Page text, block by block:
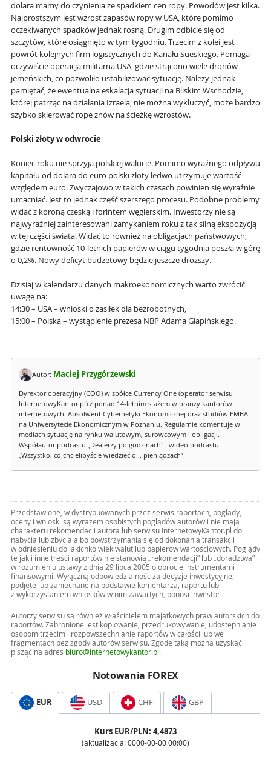
dolara mamy do czynienia ze spadkiem cen ropy. Powodów jest kilka.
Najprostszym jest wzrost zapasów ropy w USA, które pomimo
oczekiwanych spadków jednak rosną. Drugim odbicie się od
szczytów, które osiągnięto w tym tygodniu. Trzecim z kolei jest
powrót kolejnych firm logistycznych do Kanału Sueskiego. Pomaga
oczywiście operacja militarna USA, gdzie strącono wiele dronów
jemeńskich, co pozwoliło ustabilizować sytuację. Należy jednak
pamiętać, że ewentualna eskalacja sytuacji na Bliskim Wschodzie,
której patrząc na działania Izraela, nie można wykluczyć, może bardzo
szybko skierować ropę znów na ścieżkę wzrostów.
Polski złoty w odwrocie
Koniec roku nie sprzyja polskiej walucie. Pomimo wyraźnego odpływu
kapitału od dolara do euro polski złoty ledwo utrzymuje wartość
względem euro. Zwyczajowo w takich czasach powinien się wyraźnie
umacniać. Jest to jednak część szerszego procesu. Podobne problemy
widać z koroną czeską i forintem węgierskim. Inwestorzy nie są
najwyraźniej zainteresowani zamykaniem roku z tak silną ekspozycją
w tej części świata. Widać to również na obligacjach państwowych,
gdzie rentowność 10-letnich papierów w ciągu tygodnia poszła w górę
o 0,2%. Nowy deficyt budżetowy będzie jeszcze droższy.
Dzisiaj w kalendarzu danych makroekonomicznych warto zwrócić
uwagę na:
14:30 – USA – wnioski o zasiłek dla bezrobotnych,
15:00 – Polska – wystąpienie prezesa NBP Adama Glapińskiego.
Autor: Maciej Przygórzewski
Dyrektor operacyjny (COO) w spółce Currency One (operator serwisu
InternetowyKantor.pl) z ponad 14-letnim stażem w branży kantorów
internetowych. Absolwent Cybernetyki Ekonomicznej oraz studiów EMBA
na Uniwersytecie Ekonomicznym w Poznaniu. Regularnie komentuje w
mediach sytuację na rynku walutowym, surowcowym i obligacji.
Współautor podcastu „Dealerzy po godzinach" i wideo podcastu
„Wszystko, co chcielibyście wiedzieć o... pieniądzach”.
Przedstawione, w dystrybuowanych przez serwis raportach, poglądy,
oceny i wnioski są wyrazem osobistych poglądów autorów i nie mają
charakteru rekomendacji autora lub serwisu InternetowyKantor.pl do
nabycia lub zbycia albo powstrzymania się od dokonania transakcji
w odniesieniu do jakichkolwiek walut lub papierów wartościowych. Poglądy
te jak i inne treści raportów nie stanowią „rekomendacji” lub „doradztwa”
w rozumieniu ustawy z dnia 29 lipca 2005 o obrocie instrumentami
finansowymi. Wyłączną odpowiedzialność za decyzje inwestycyjne,
podjęte lub zaniechane na podstawie komentarza, raportu lub
z wykorzystaniem wniosków w nim zawartych, ponosi inwestor.
Autorzy serwisu są również właścicielem majątkowych praw autorskich do
raportów. Zabronione jest kopiowanie, przedrukowywanie, udostępnianie
osobom trzecim i rozpowszechnianie raportów w całości lub we
fragmentach bez zgody autorów serwisu. Zgodę taką można uzyskać
pisząc na adres biuro@internetowykantor.pl .
Notowania FOREX
EUR USD CHF GBP
Kurs EUR/PLN: 4,4873
(aktualizacja: 0000-00-00 00:00)